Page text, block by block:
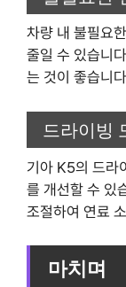
차량 내 불필요
줄일 수 있습니
는 것이 좋습니
드라이빙
기아 K5의 드라
를 개선할 수 있
조절하여 연료
마치며